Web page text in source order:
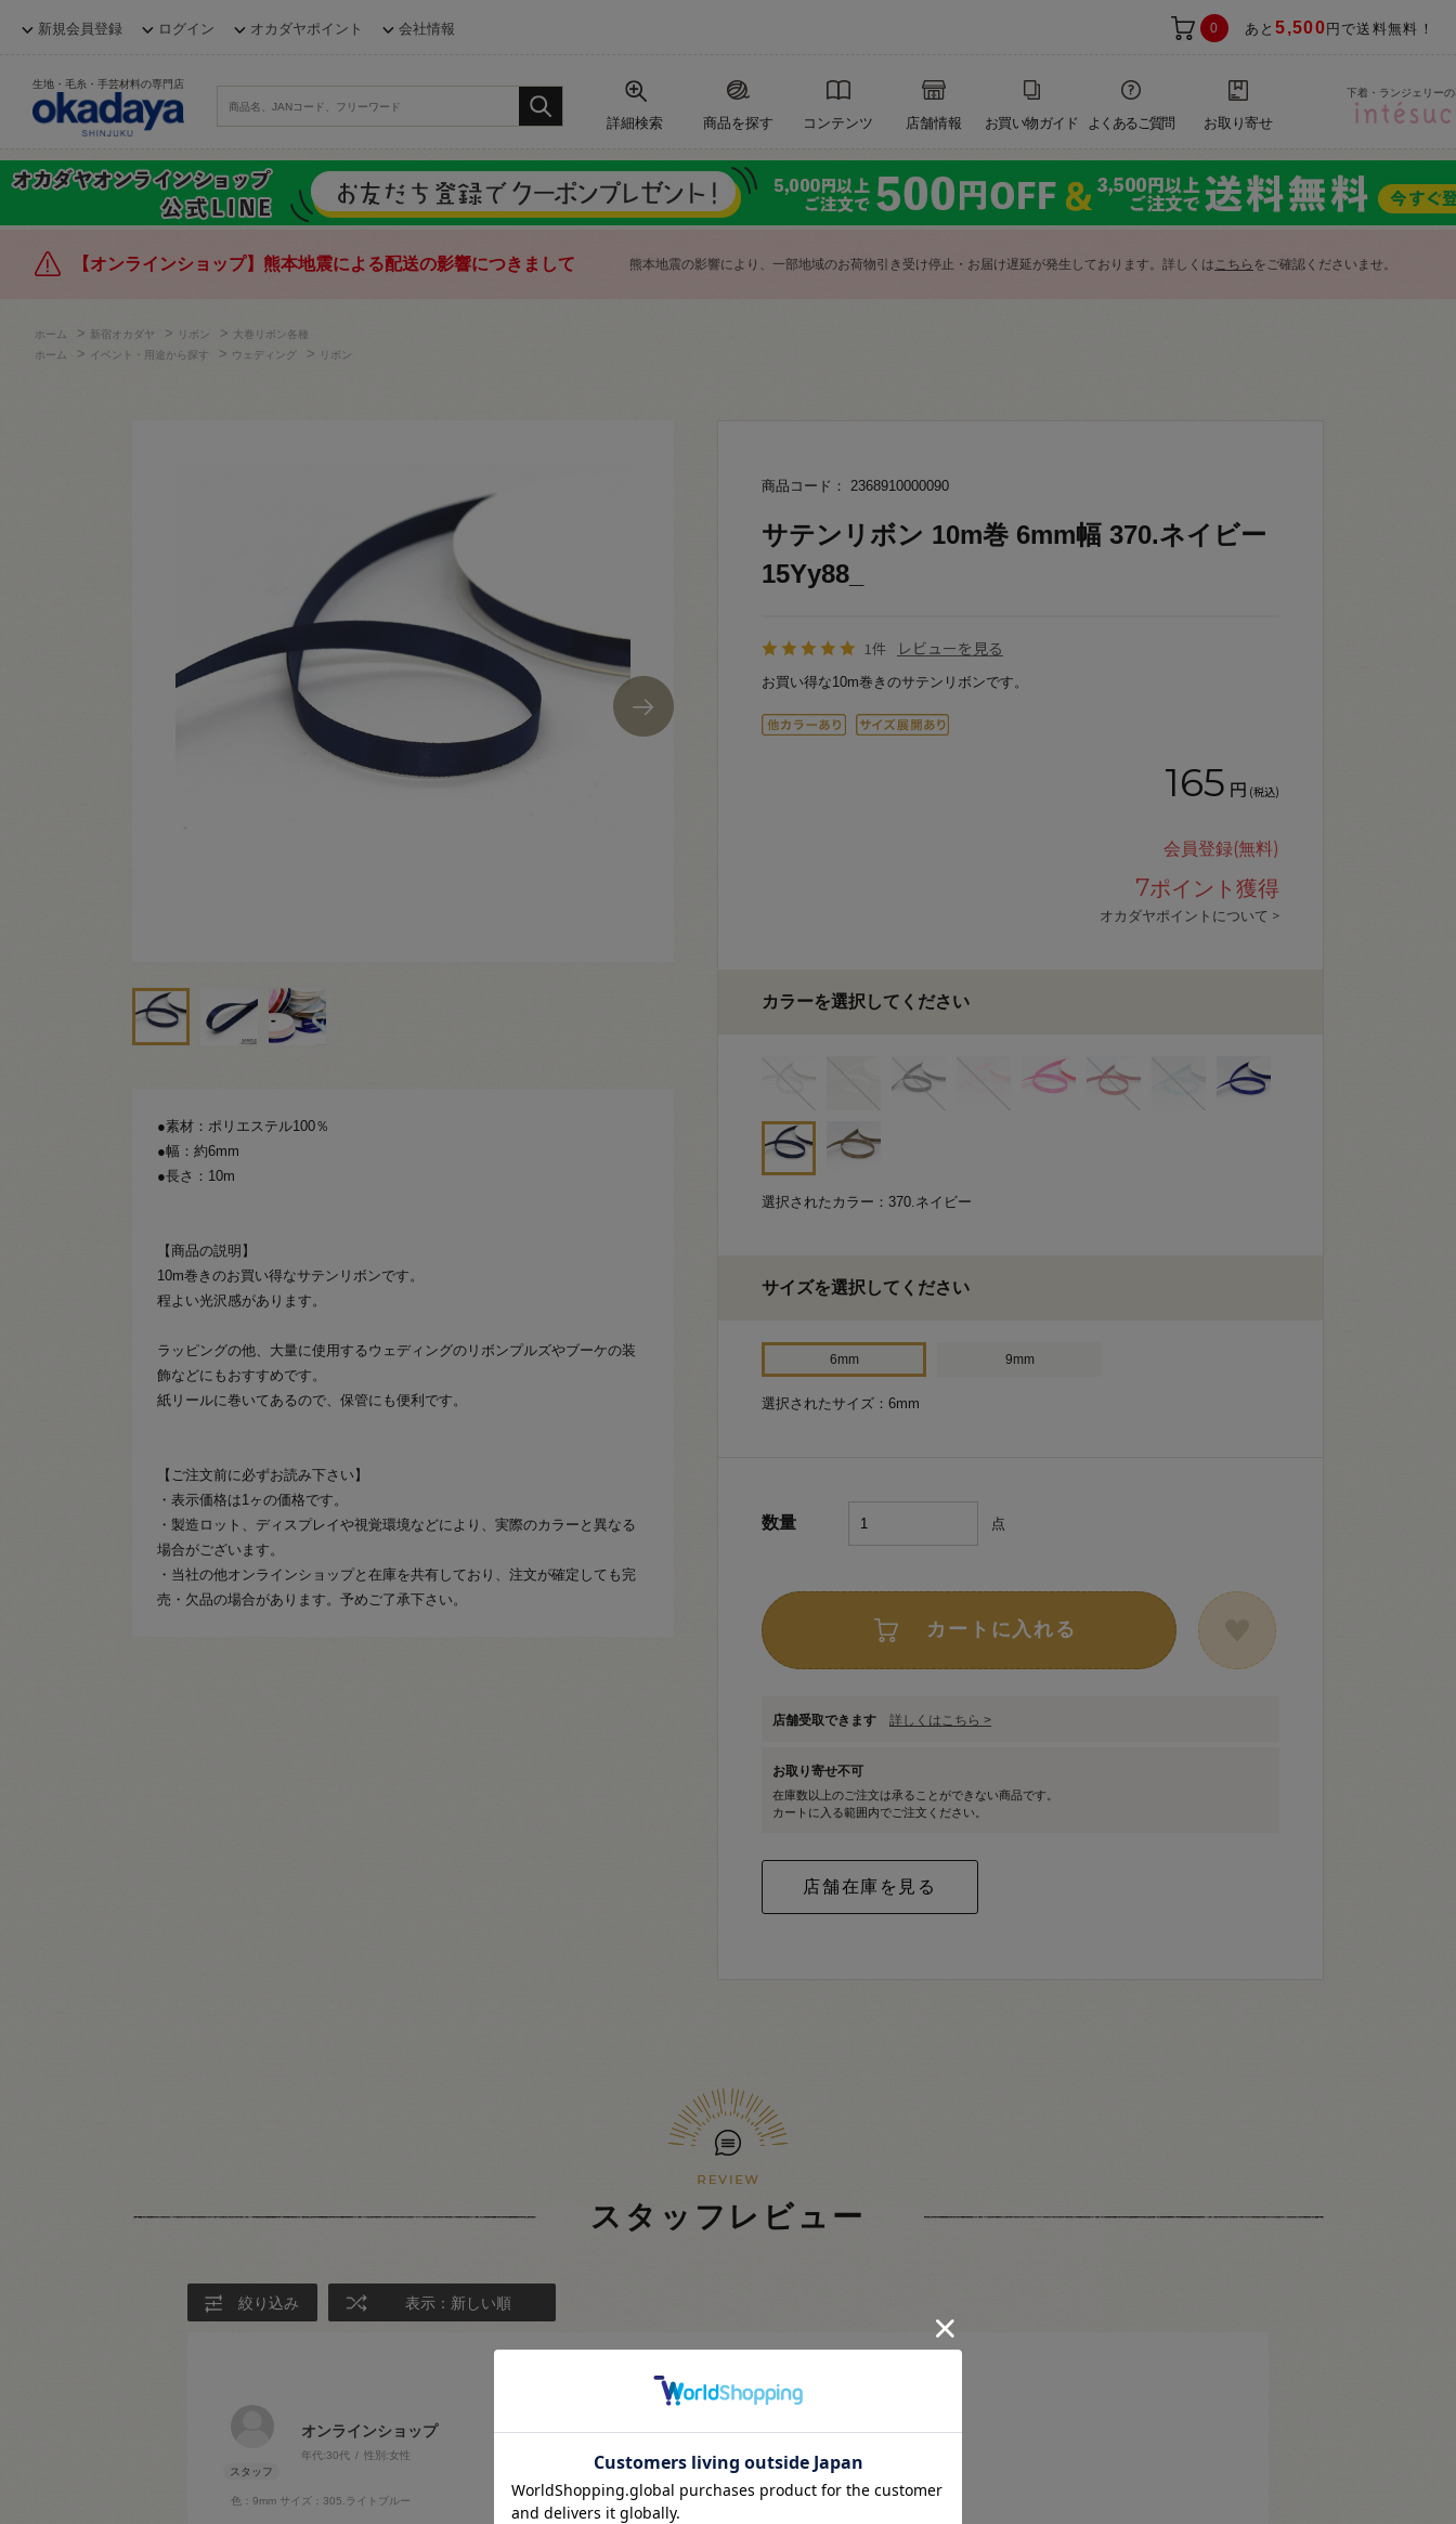
新規会員登録 ログイン オカダヤポイント 会社情報 0 あと5,500 円で送料無料！
生地・毛糸・手芸材料の専門店
詳細検索 商品を探す コンテンツ 店舗情報 お買い物ガイド よくあるご質問 お取り寄せ
下着・ランジェリー
【オンラインショップ】熊本地震による配送の影響につきまして 熊本地震の影響により、一部地域のお荷物引き受け停止・お届け遅延が発生しております。詳しくはこちら をご確認くださいませ。
ホーム > 新宿オカダヤ > リボン >
大巻リボン各種
ホーム
> イベント・用途から探す > ウェディング > リボン
●素材：ポリエステル100％
●幅：約6mm
●長さ：10m
【商品の説明】
10m巻きのお買い得なサテンリボンです。
程よい光沢感があります。
ラッピングの他、大量に使用するウェディングのリボンプルズやブーケの装
飾などにもおすすめです。
紙リールに巻いてあるので、保管にも便利です。
【ご注文前に必ずお読み下さい】
・表示価格は1ヶの価格です。
・製造ロット、ディスプレイや視覚環境などにより、実際のカラーと異なる
場合がございます。
・当社の他オンラインショップと在庫を共有しており、注文が確定しても完
売・欠品の場合があります。予めご了承下さい。
商品コード： 2368910000090
サテンリボン 10m巻 6mm幅 370.ネイビー
15Yy88_
1件 レビューを見る
お買い得な10m巻きのサテンリボンです。
165 円 (税込)
会員登録(無料)
7ポイント獲得
オカダヤポイントについて >
カラーを選択してください
選択されたカラー：370.ネイビー
サイズを選択してください
6mm 9mm
選択されたサイズ：6mm
数量 点
カートに入れる
店舗受取できます 詳しくはこちら >
お取り寄せ不可
在庫数以上のご注文は承ることができない商品です。
カートに入る範囲内でご注文ください。
スタッフレビュー
絞り込み 表示：新しい順
オンラインショップ
年代:30代 性別:女性
色：9mm サイズ：305.ライトブルー